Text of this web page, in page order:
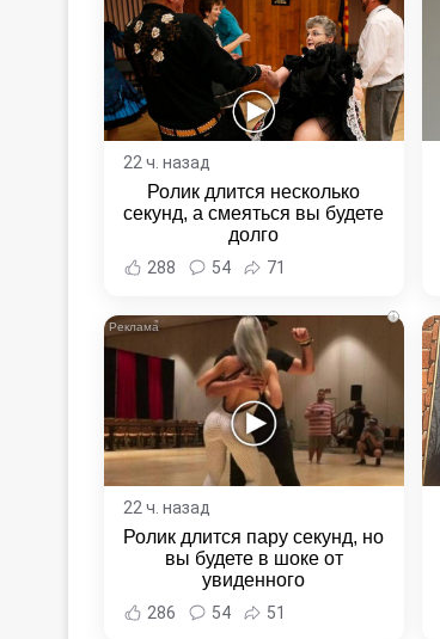
22 ч. назад
Ролик длится несколько
секунд, а смеяться вы будете
долго
288 54 71
i
22 ч. назад
Ролик длится пару секунд, но
вы будете в шоке от
увиденного
286 54 51